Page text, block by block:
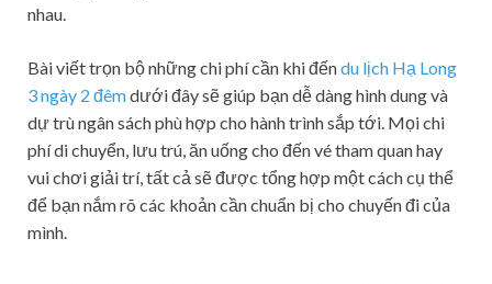
nhau.
Bài viết trọn bộ những chi phí cần khi đếndu lịch Hạ Long
3 ngày 2 đêmdưới đây sẽ giúp bạn dễ dàng hình dung và
dự trù ngân sách phù hợp cho hành trình sắp tới. Mọi chi
phí di chuyển, lưu trú, ăn uống cho đến vé tham quan hay
vui chơi giải trí, tất cả sẽ được tổng hợp một cách cụ thể
để bạn nắm rõ các khoản cần chuẩn bị cho chuyến đi của
mình.